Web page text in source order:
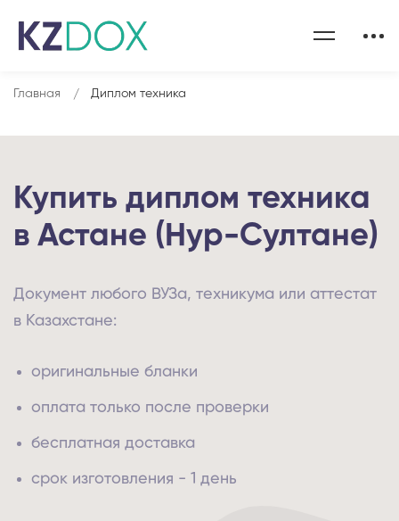
Главная Диплом техника
Купить диплом техника
в Астане (Нур-Султане)
Документ любого ВУЗа, техникума или аттестат
в Казахстане:
оригинальные бланки
оплата только после проверки
бесплатная доставка
срок изготовления - 1 день